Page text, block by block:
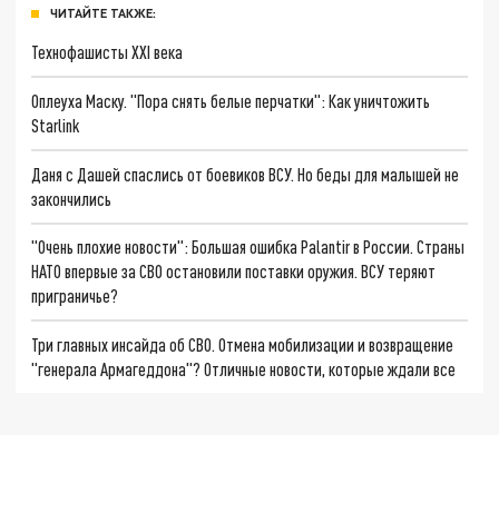
ЧИТАЙТЕ ТАКЖЕ:
Технофашисты XXI века
Оплеуха Маску. "Пора снять белые перчатки": Как уничтожить
Starlink
Даня с Дашей спаслись от боевиков ВСУ. Но беды для малышей не
закончились
"Очень плохие новости": Большая ошибка Palantir в России. Страны
НАТО впервые за СВО остановили поставки оружия. ВСУ теряют
приграничье?
Три главных инсайда об СВО. Отмена мобилизации и возвращение
"генерала Армагеддона"? Отличные новости, которые ждали все